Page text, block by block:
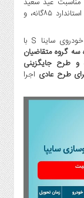
قربان اجرایی شده، سه محصول سهند S، ساینا S با استاندارد ۸۵گانه، و
نکته قابل توجه این است که پیش فروش برای خودروی ساینا S با
سه گروه متقاضیان
طرح جایگزینی
طرح عادی اجرا